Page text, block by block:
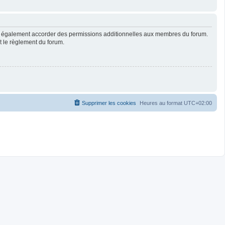
accorder des permissions additionnelles aux membres du forum.
règlement du forum.
Heures au format UTC+02:00
Supprimer les cookies